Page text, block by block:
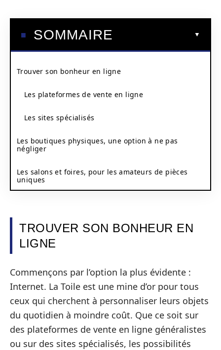
SOMMAIRE
Trouver son bonheur en ligne
Les plateformes de vente en ligne
Les sites spécialisés
Les boutiques physiques, une option à ne pas
négliger
Les salons et foires, pour les amateurs de pièces
uniques
TROUVER SON BONHEUR EN
LIGNE
Commençons par l’option la plus évidente :
Internet. La Toile est une mine d’or pour tous
ceux qui cherchent à personnaliser leurs objets
du quotidien à moindre coût. Que ce soit sur
des plateformes de vente en ligne généralistes
ou sur des sites spécialisés, les possibilités